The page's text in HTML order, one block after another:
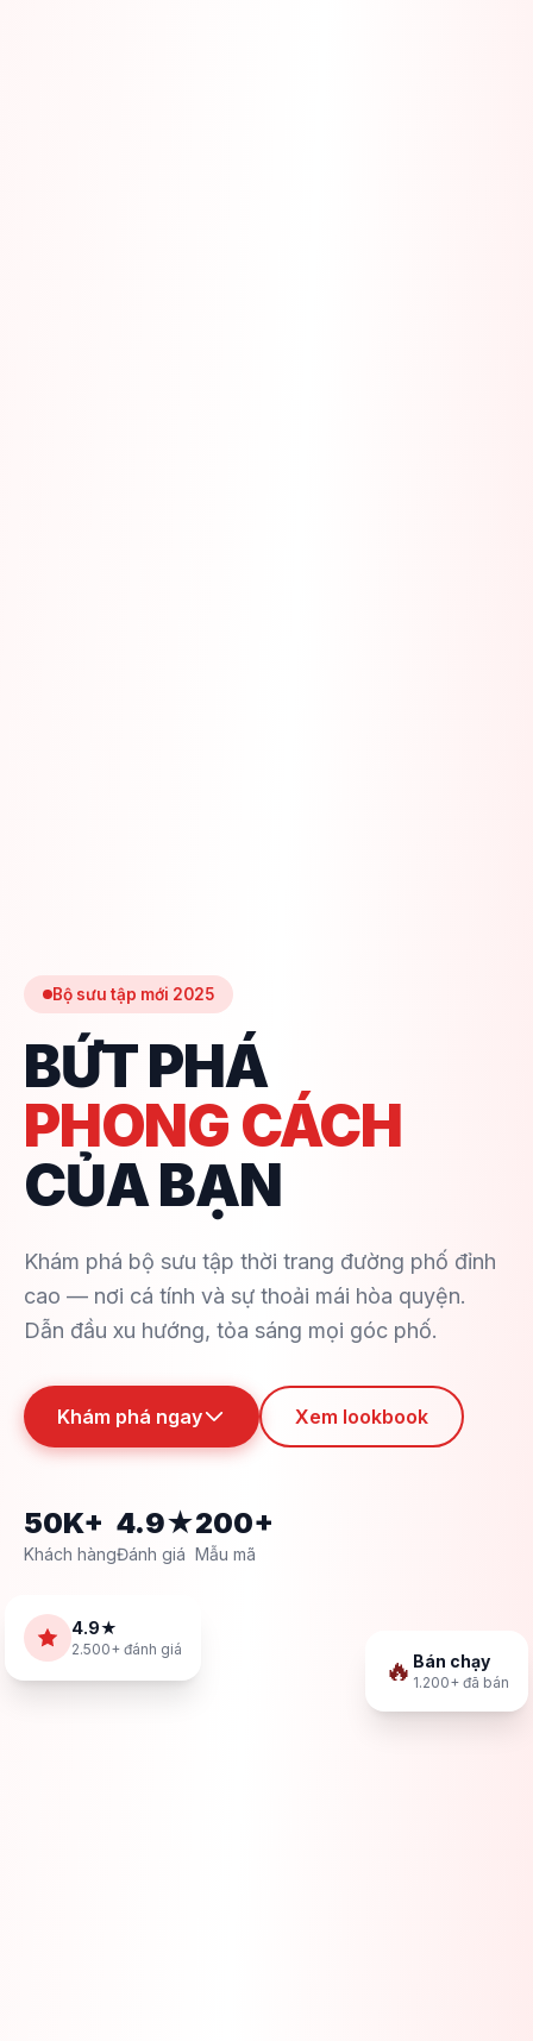
Bộ sưu tập mới 2025
BỨT PHÁ
PHONG CÁCH
CỦA BẠN
Khám phá bộ sưu tập thời trang đường phố đỉnh
cao — nơi cá tính và sự thoải mái hòa quyện.
Dẫn đầu xu hướng, tỏa sáng mọi góc phố.
Khám phá ngay Xem lookbook
50K+
Khách hàng
4.9★
Đánh giá
200+
Mẫu mã
4.9★
2.500+ đánh giá
🔥 Bán chạy
1.200+ đã bán